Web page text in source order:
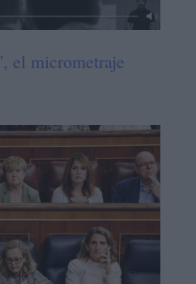
el micrometraje